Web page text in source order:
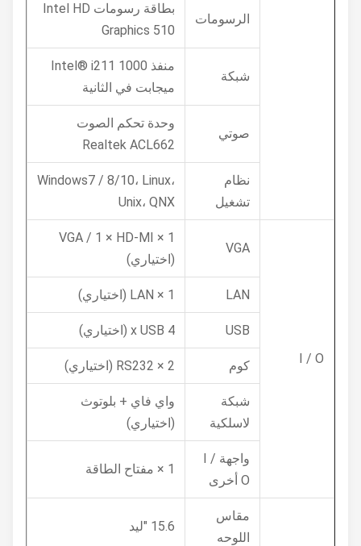
الرسومات
بطاقة رسومات Intel HD
Graphics 510
شبكة
منفذ Intel® i211 1000
ميجابت في الثانية
صوتي
وحدة تحكم الصوت
Realtek ACL662
تشغيل
Windows7 / 8/10، Linux،
Unix، QNX
1 × VGA / 1 × HD-MI
(اختياري)
شبكة
لاسلكية
واي فاي + بلوتوث
(اختياري)
واجهة I /
مقاس
اللوحه